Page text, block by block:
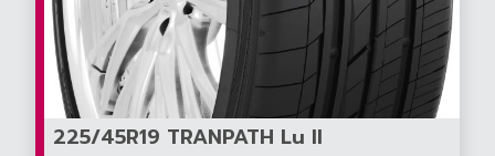
225/45R19 TRANPATH Lu II